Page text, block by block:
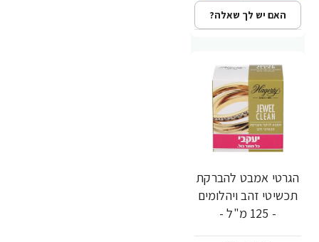
האם יש לך שאלה?
הגרטי אמבט להברקת
תכשיטי זהב ויהלומים
- 125 מ"ל -